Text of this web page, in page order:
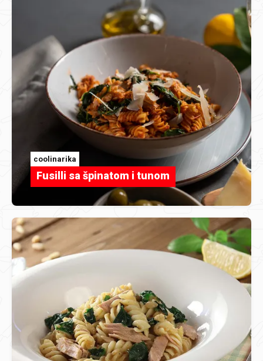
coolinarika
Fusilli sa špinatom i tunom